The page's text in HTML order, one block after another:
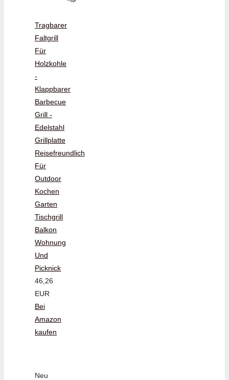
Tragbarer
Faltgrill
Für
Holzkohle
-
Klappbarer
Barbecue
Grill -
Edelstahl
Grillplatte
Reisefreundlich
Für
Outdoor
Kochen
Garten
Tischgrill
Balkon
Wohnung
Und
Picknick
46,26
EUR
Bei
Amazon
kaufen
Neu